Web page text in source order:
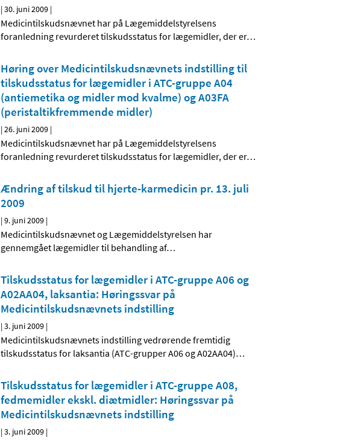
|30. juni 2009 |
Medicintilskudsnævnet har på Lægemiddelstyrelsens
foranledning revurderet tilskudsstatus for lægemidler, der er…
Høring over Medicintilskudsnævnets indstilling til
tilskudsstatus for lægemidler i ATC-gruppe A04
(antiemetika og midler mod kvalme) og A03FA
(peristaltik­fremmende midler)
|26. juni 2009 |
Medicintilskudsnævnet har på Lægemiddelstyrelsens
foranledning revurderet tilskudsstatus for lægemidler, der er…
Ændring af tilskud til hjerte-karmedicin pr. 13. juli
2009
|9. juni 2009 |
Medicintilskudsnævnet og Lægemiddelstyrelsen har
gennemgået lægemidler til behandling af…
Tilskudsstatus for lægemidler i ATC-gruppe A06 og
A02AA04, laksantia: Høringssvar på
Medicintilskudsnævnets indstilling
|3. juni 2009 |
Medicintilskudsnævnets indstilling vedrørende fremtidig
tilskudsstatus for laksantia (ATC-grupper A06 og A02AA04)…
Tilskudsstatus for lægemidler i ATC-gruppe A08,
fedmemidler ekskl. diætmidler: Høringssvar på
Medicintilskudsnævnets indstilling
|3. juni 2009 |